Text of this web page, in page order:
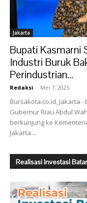
Jakarta
Bupati Kasmarni
Industri Buruk
Perindustrian...
Redaksi - Mei 7, 2025
Bursakota.co.id, Jakarta
Gubernur Riau Abdul
berkunjung ke
Jakarta....
Realisasi Investasi